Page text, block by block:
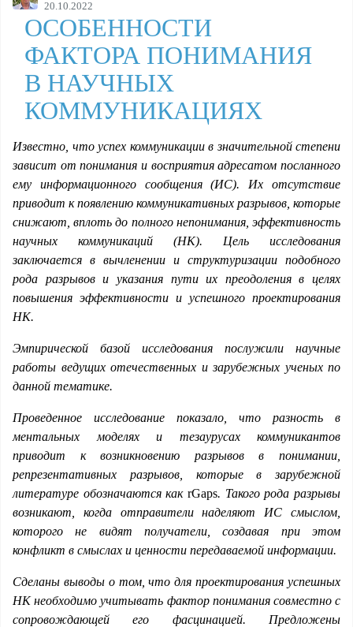
20.10.2022
ОСОБЕННОСТИ
ФАКТОРА ПОНИМАНИЯ
В НАУЧНЫХ
КОММУНИКАЦИЯХ
Известно, что успех коммуникации в значительной степени
зависит от понимания и восприятия адресатом посланного
ему информационного сообщения (ИС). Их отсутствие
приводит к появлению коммуникативных разрывов, которые
снижают, вплоть до полного непонимания, эффективность
научных коммуникаций (НК). Цель исследования
заключается в вычленении и структуризации подобного
рода разрывов и указания пути их преодоления в целях
повышения эффективности и успешного проектирования
НК.
Эмпирической базой исследования послужили научные
работы ведущих отечественных и зарубежных ученых по
данной тематике.
Проведенное исследование показало, что разность в
ментальных моделях и тезаурусах коммуникантов
приводит к возникновению разрывов в понимании,
репрезентативных разрывов, которые в зарубежной
литературе обозначаются как rGaps. Такого рода разрывы
возникают, когда отправители наделяют ИС смыслом,
которого не видят получатели, создавая при этом
конфликт в смыслах и ценности передаваемой информации.
Сделаны выводы о том, что для проектирования успешных
НК необходимо учитывать фактор понимания совместно с
сопровождающей его фасцинацией. Предложены